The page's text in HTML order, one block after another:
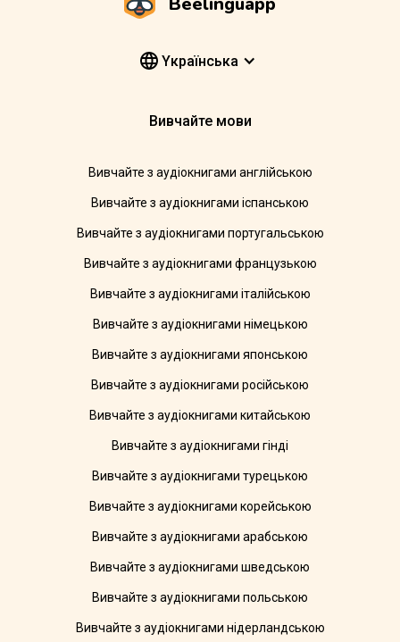
Yкраїнська
Вивчайте мови
Вивчайте з аудіокнигами англійською
Вивчайте з аудіокнигами іспанською
Вивчайте з аудіокнигами португальською
Вивчайте з аудіокнигами французькою
Вивчайте з аудіокнигами італійською
Вивчайте з аудіокнигами німецькою
Вивчайте з аудіокнигами японською
Вивчайте з аудіокнигами російською
Вивчайте з аудіокнигами китайською
Вивчайте з аудіокнигами гінді
Вивчайте з аудіокнигами турецькою
Вивчайте з аудіокнигами корейською
Вивчайте з аудіокнигами арабською
Вивчайте з аудіокнигами шведською
Вивчайте з аудіокнигами польською
Вивчайте з аудіокнигами нідерландською